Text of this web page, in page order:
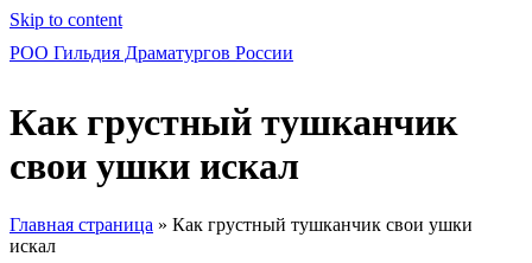
Skip to content
РОО Гильдия Драматургов России
Как грустный тушканчик
свои ушки искал
Главная страница » Как грустный тушканчик свои ушки
искал